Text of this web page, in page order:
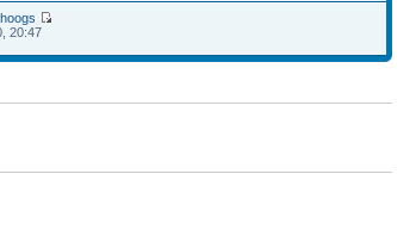
20:47